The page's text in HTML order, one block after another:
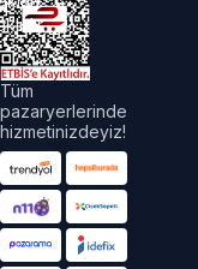
Tüm
pazaryerlerinde
hizmetinizdeyiz!